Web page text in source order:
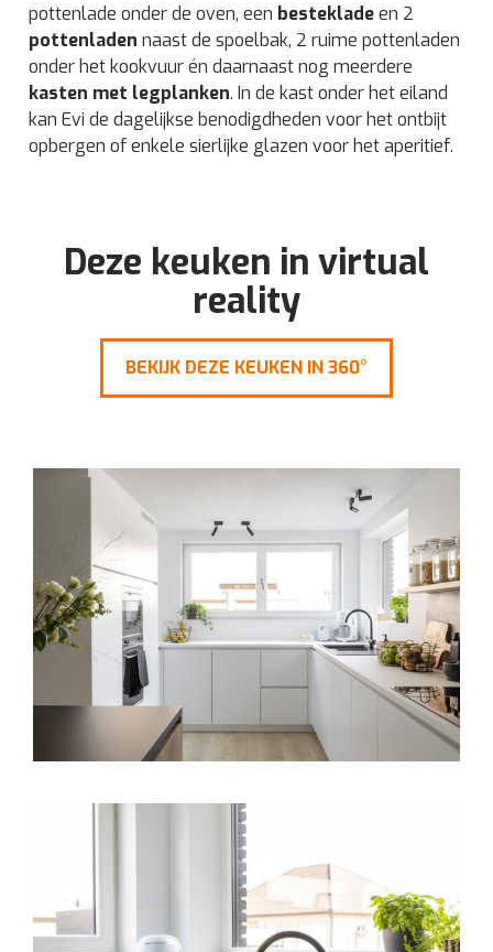
pottenlade onder de oven, een bestekladeen 2
pottenladen naast de spoelbak, 2 ruime pottenladen
onder het kookvuur én daarnaast nog meerdere
kasten met legplanken. In de kast onder het eiland
kan Evi de dagelijkse benodigdheden voor het ontbijt
opbergen of enkele sierlijke glazen voor het aperitief.
Deze keuken in virtual
reality
BEKIJK DEZE KEUKEN IN 360°